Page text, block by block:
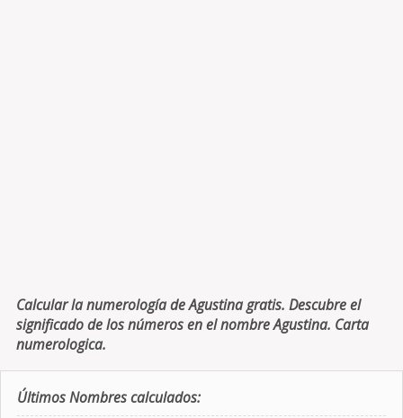
Calcular la numerología de Agustina gratis. Descubre el
significado de los números en el nombre Agustina. Carta
numerologica.
Últimos Nombres calculados: